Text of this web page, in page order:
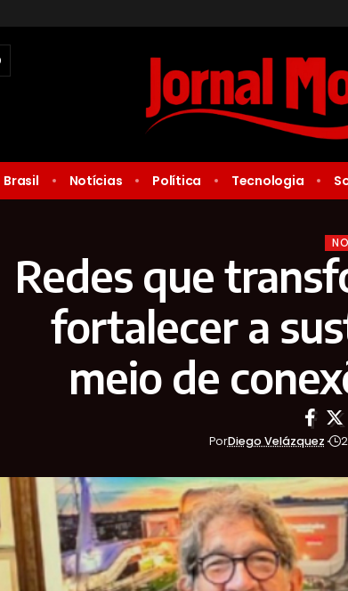
Brasil Notícias Política Tecnologia
Redes que
fortalecer a
meio de
PorDiego Velázquez